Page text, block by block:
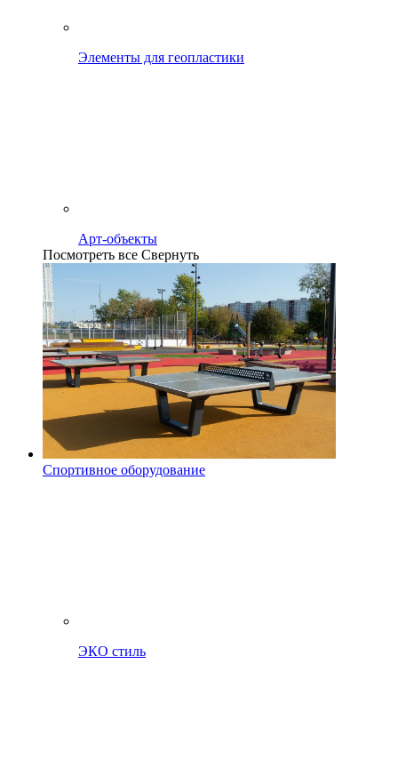
Элементы для геопластики
Арт-объекты
Посмотреть все Свернуть
Спортивное оборудование
ЭКО стиль